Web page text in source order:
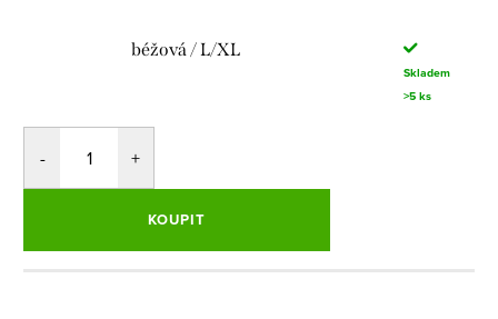
béžová / L/XL
Skladem
>5 ks
KOUPIT